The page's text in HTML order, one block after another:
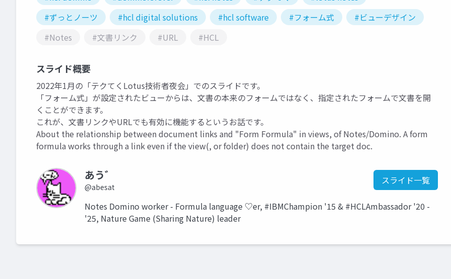
#ずっとノーツ
#hcl digital solutions #hcl software #フォーム式
#ビューデザイン
#Notes
#文書リンク #URL #HCL
スライド概要
2022年1月の「テクてくLotus技術者夜会」でのスライドです。
「フォーム式」が設定されたビューからは、文書の本来のフォームではなく、指定されたフォームで文書を開
くことができます。
これが、文書リンクやURLでも有効に機能するというお話です。
About the relationship between document links and "Form Formula" in views, of Notes/Domino. A form
formula works through a link even if the view(, or folder) does not contain the target doc.
あう゛
@abesat
スライド一覧
Notes Domino worker - Formula language ♡er, #IBMChampion '15 & #HCLAmbassador '20 -
'25, Nature Game (Sharing Nature) leader